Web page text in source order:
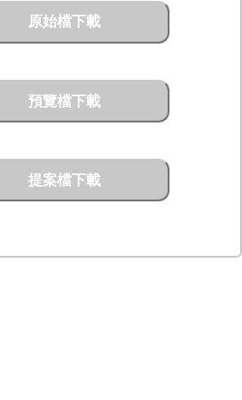
原始檔下載
預覽檔下載
提案檔下載